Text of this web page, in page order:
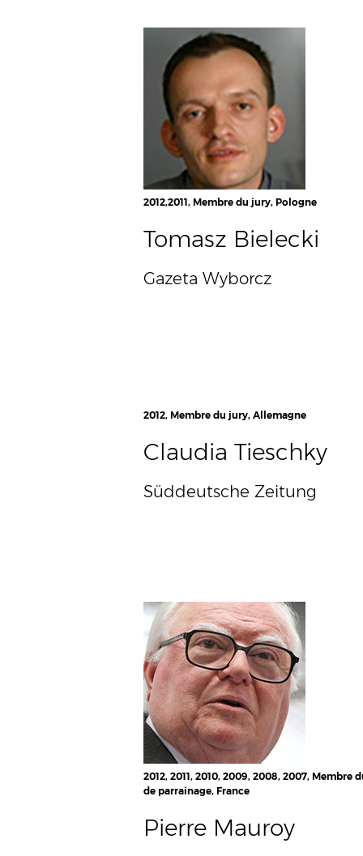
2012,2011, Membre du jury, Pologne
Tomasz Bielecki
Gazeta Wyborcz
2012, Membre du jury, Allemagne
Claudia Tieschky
Süddeutsche Zeitung
2012, 2011, 2010, 2009, 2008, 2007, Membre
de parrainage, France
Pierre Mauroy